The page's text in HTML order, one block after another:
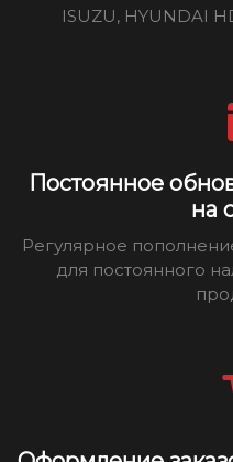
ISUZU, HYUNDAI
Постоянное
на
Регулярное
для постоянного